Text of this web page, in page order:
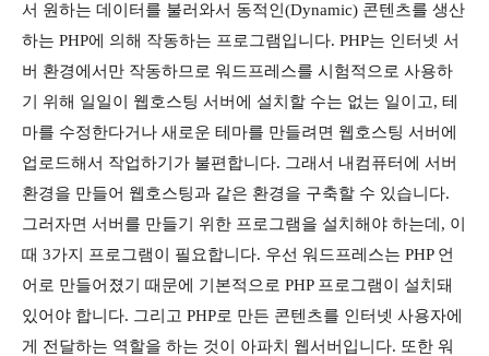
서 원하는 데이터를 불러와서 동적인(Dynamic) 콘텐츠를 생산
하는 PHP에 의해 작동하는 프로그램입니다. PHP는 인터넷 서
버 환경에서만 작동하므로 워드프레스를 시험적으로 사용하
기 위해 일일이 웹호스팅 서버에 설치할 수는 없는 일이고, 테
마를 수정한다거나 새로운 테마를 만들려면 웹호스팅 서버에
업로드해서 작업하기가 불편합니다. 그래서 내컴퓨터에 서버
환경을 만들어 웹호스팅과 같은 환경을 구축할 수 있습니다.
그러자면 서버를 만들기 위한 프로그램을 설치해야 하는데, 이
때 3가지 프로그램이 필요합니다. 우선 워드프레스는 PHP 언
어로 만들어졌기 때문에 기본적으로 PHP 프로그램이 설치돼
있어야 합니다. 그리고 PHP로 만든 콘텐츠를 인터넷 사용자에
게 전달하는 역할을 하는 것이 아파치 웹서버입니다. 또한 워